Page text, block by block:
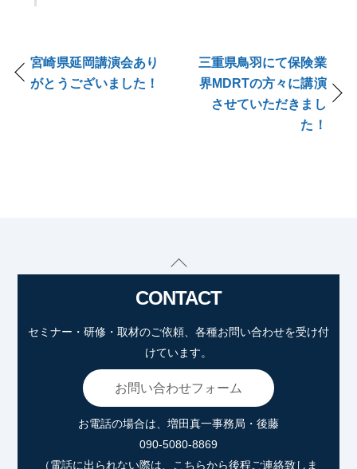
宮崎県延岡講演会あり
がとうございました！
三重県鳥羽にて保険業
界MDRTの方々に講演
させていただきまし
た！
Back
Top
CONTACT
セミナー・研修・取材のご依頼、各種お問い合わせを受け付
けています。
お問い合わせフォーム
お電話の場合は、増田真一事務局・後藤
090-5080-8869
（電話に出られない際は、こちらから後程ご連絡致しま